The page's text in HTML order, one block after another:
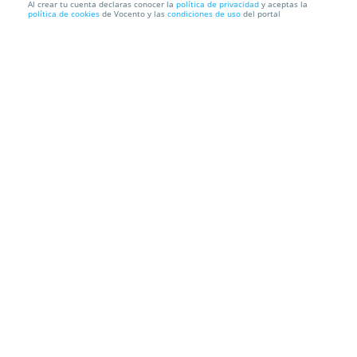
Teatro San Javier: Hinotori, las alas del Fénix (4 ago)
Al crear tu cuenta declaras conocer la política de privacidad y aceptas la
política de cookies de Vocento y las condiciones de uso del portal